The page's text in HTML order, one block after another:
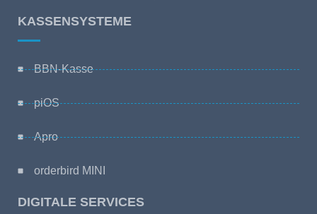
KASSENSYSTEME
BBN-Kasse
piOS
Apro
orderbird MINI
DIGITALE SERVICES